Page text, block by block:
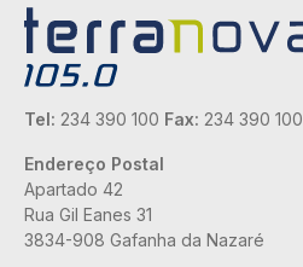
Tel: 234 390 100 Fax: 234 390 100
Endereço Postal
Apartado 42
Rua Gil Eanes 31
3834-908 Gafanha da Nazaré